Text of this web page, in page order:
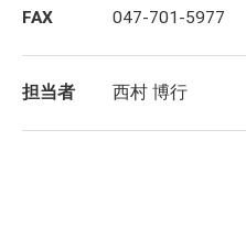
FAX 047-701-5977
担当者 西村 博行